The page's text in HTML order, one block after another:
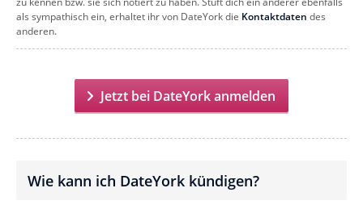
als sympathisch ein, erhaltet ihr von DateYork die Kontaktdaten des
anderen.
Jetzt bei DateYork anmelden
Wie kann ich DateYork kündigen?